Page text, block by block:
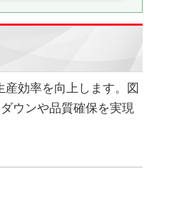
効率を向上します。図
ウンや品質確保を実現